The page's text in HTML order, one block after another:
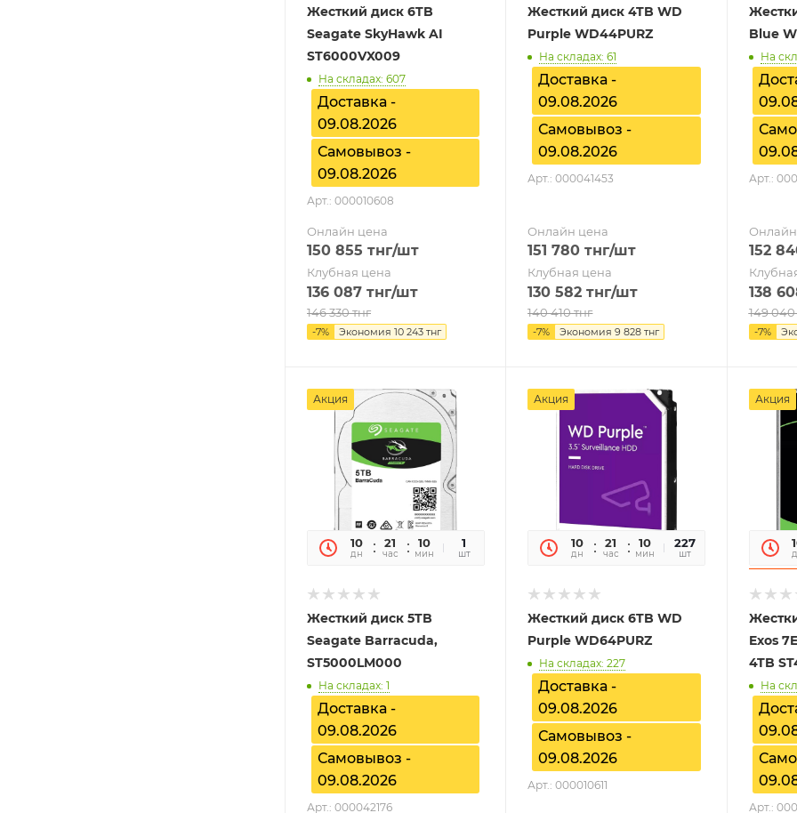
Жесткий диск 6TB
Seagate SkyHawk AI
ST6000VX009
На складах: 607
Доставка -
09.08.2026
Самовывоз -
09.08.2026
Арт.: 000010608
Онлайн цена
150 855 тнг/шт
Клубная цена
136 087 тнг/шт
146 330тнг
-7% Экономия 10 243 тнг
Жесткий диск 4TB WD
Purple WD44PURZ
На складах: 61
Доставка -
09.08.2026
Самовывоз -
09.08.2026
Арт.: 000041453
Онлайн цена
151 780 тнг/шт
Клубная цена
130 582 тнг/шт
140 410тнг
-7% Экономия9 828 тнг
Blue
На
Арт.:
152
138
149 040
-7%
Акция
10
дн
21
час
10
мин
43
сек
1
шт
Жесткий диск 5TB
Seagate Barracuda,
ST5000LM000
На складах: 1
Доставка -
09.08.2026
Самовывоз -
09.08.2026
Арт.: 000042176
Акция
10
дн
21
час
10
мин
43
сек
227
шт
Жесткий диск 6TB WD
Purple WD64PURZ
На складах: 227
Доставка -
09.08.2026
Самовывоз -
09.08.2026
Арт.: 000010611
Акция
Exos
4TB
На
Арт.: